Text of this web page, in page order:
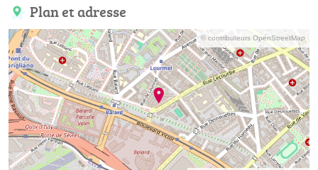
Plan et adresse
© contributeurs OpenStreetMap